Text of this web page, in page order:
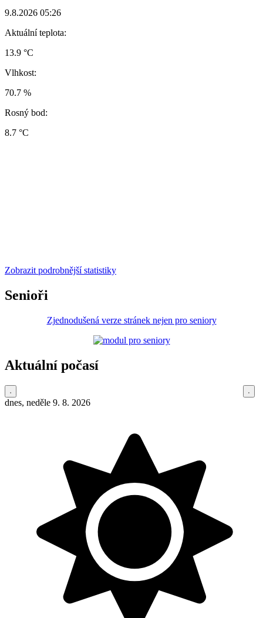
9.8.2026 05:26
Aktuální teplota:
13.9 °C
Vlhkost:
70.7 %
Rosný bod:
8.7 °C
Zobrazit podrobnější statistiky
Senioři
Zjednodušená verze stránek nejen pro seniory
Aktuální počasí
dnes, neděle 9. 8. 2026